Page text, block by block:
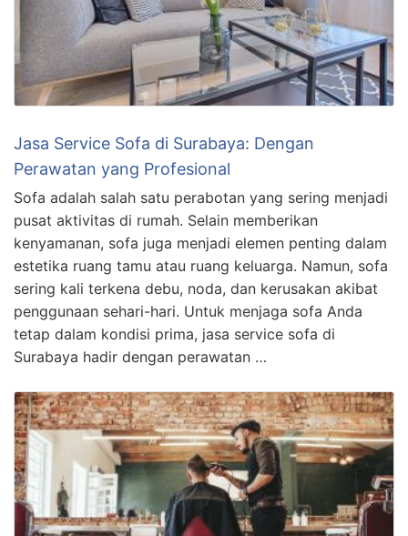
Jasa Service Sofa di Surabaya: Dengan
Perawatan yang Profesional
Sofa adalah salah satu perabotan yang sering menjadi
pusat aktivitas di rumah. Selain memberikan
kenyamanan, sofa juga menjadi elemen penting dalam
estetika ruang tamu atau ruang keluarga. Namun, sofa
sering kali terkena debu, noda, dan kerusakan akibat
penggunaan sehari-hari. Untuk menjaga sofa Anda
tetap dalam kondisi prima, jasa service sofa di
Surabaya hadir dengan perawatan …